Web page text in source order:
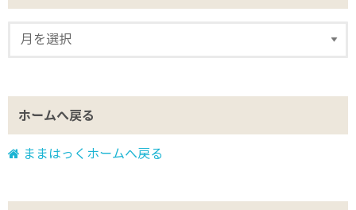
ホームへ戻る
ままはっくホームへ戻る